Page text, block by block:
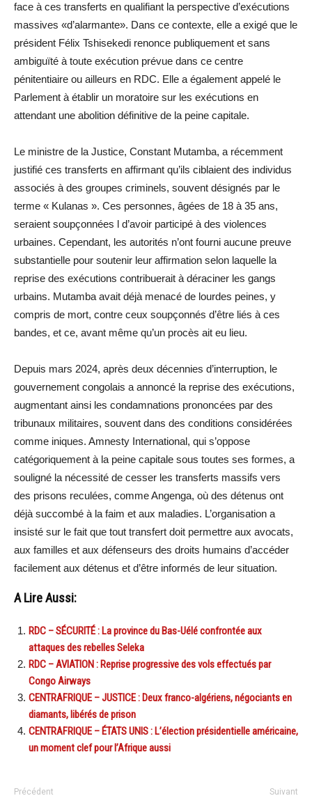
face à ces transferts en qualifiant la perspective d’exécutions
massives «d’alarmante». Dans ce contexte, elle a exigé que le
président Félix Tshisekedi renonce publiquement et sans
ambiguïté à toute exécution prévue dans ce centre
pénitentiaire ou ailleurs en RDC. Elle a également appelé le
Parlement à établir un moratoire sur les exécutions en
attendant une abolition définitive de la peine capitale.
Le ministre de la Justice, Constant Mutamba, a récemment
justifié ces transferts en affirmant qu’ils ciblaient des individus
associés à des groupes criminels, souvent désignés par le
terme « Kulanas ». Ces personnes, âgées de 18 à 35 ans,
seraient soupçonnées l d’avoir participé à des violences
urbaines. Cependant, les autorités n’ont fourni aucune preuve
substantielle pour soutenir leur affirmation selon laquelle la
reprise des exécutions contribuerait à déraciner les gangs
urbains. Mutamba avait déjà menacé de lourdes peines, y
compris de mort, contre ceux soupçonnés d’être liés à ces
bandes, et ce, avant même qu’un procès ait eu lieu.
Depuis mars 2024, après deux décennies d’interruption, le
gouvernement congolais a annoncé la reprise des exécutions,
augmentant ainsi les condamnations prononcées par des
tribunaux militaires, souvent dans des conditions considérées
comme iniques. Amnesty International, qui s’oppose
catégoriquement à la peine capitale sous toutes ses formes, a
souligné la nécessité de cesser les transferts massifs vers
des prisons reculées, comme Angenga, où des détenus ont
déjà succombé à la faim et aux maladies. L’organisation a
insisté sur le fait que tout transfert doit permettre aux avocats,
aux familles et aux défenseurs des droits humains d’accéder
facilement aux détenus et d’être informés de leur situation.
A Lire Aussi:
RDC – SÉCURITÉ : La province du Bas-Uélé confrontée aux
attaques des rebelles Seleka
RDC – AVIATION : Reprise progressive des vols effectués par
Congo Airways
CENTRAFRIQUE – JUSTICE : Deux franco-algériens, négociants en
diamants, libérés de prison
CENTRAFRIQUE – ÉTATS UNIS : L’élection présidentielle américaine,
un moment clef pour l’Afrique aussi
Précédent Suivant